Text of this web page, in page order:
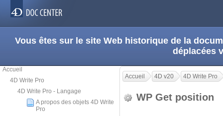
Vous êtes sur le site Web historique de la
déplacées
Accueil
4D Write Pro
4D Write Pro - Langage
A propos des objets 4D Write
Pro
Accueil 4D v20 4D Write Pro
WP Get position